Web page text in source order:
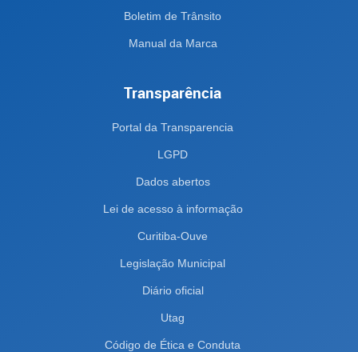
Boletim de Trânsito
Manual da Marca
Transparência
Portal da Transparencia
LGPD
Dados abertos
Lei de acesso à informação
Curitiba-Ouve
Legislação Municipal
Diário oficial
Utag
Código de Ética e Conduta